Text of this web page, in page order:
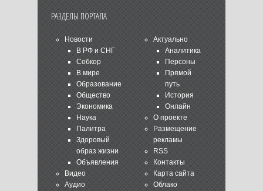
РАЗДЕЛЫ ПОРТАЛА
Новости
В РФ и СНГ
Собкор
В мире
Образование
Общество
Экономика
Наука
Палитра
Здоровый
образ жизни
Объявления
Видео
Аудио
Актуально
Аналитика
Персоны
Прямой
путь
История
Онлайн
О проекте
Размещение
рекламы
RSS
Контакты
Карта сайта
Облако